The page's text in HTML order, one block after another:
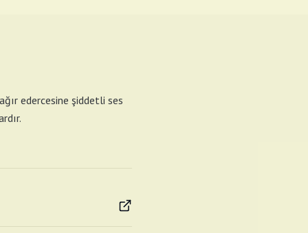
edercesine şiddetli ses